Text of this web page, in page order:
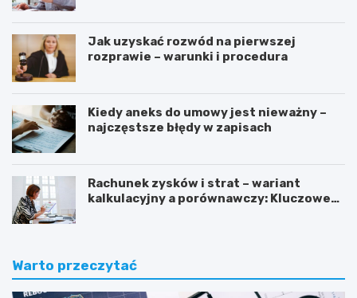
Jak uzyskać rozwód na pierwszej
rozprawie – warunki i procedura
Kiedy aneks do umowy jest nieważny –
najczęstsze błędy w zapisach
Rachunek zysków i strat – wariant
kalkulacyjny a porównawczy: Kluczowe
Warto przeczytać